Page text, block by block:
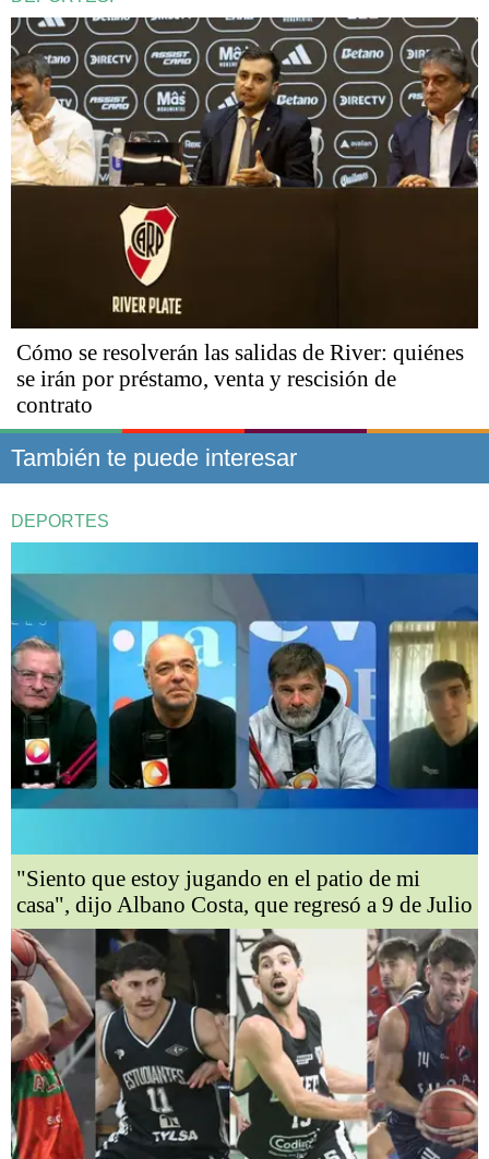
Cómo se resolverán las salidas de River: quiénes
se irán por préstamo, venta y rescisión de
contrato
También te puede interesar
DEPORTES
"Siento que estoy jugando en el patio de mi
casa", dijo Albano Costa, que regresó a 9 de Julio